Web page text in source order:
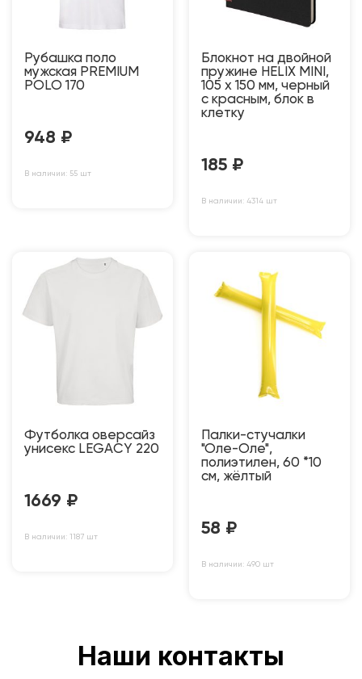
Рубашка поло
мужская PREMIUM
POLO 170
948 ₽
В наличии: 55 шт
Блокнот на двойной
пружине HELIX MINI,
105 х 150 мм, черный
с красным, блок в
клетку
185 ₽
В наличии: 4314 шт
Футболка оверсайз
унисекс LEGACY 220
1669 ₽
В наличии: 1187 шт
Палки-стучалки
"Оле-Оле",
полиэтилен, 60 *10
см, жёлтый
58 ₽
В наличии: 490 шт
Наши контакты